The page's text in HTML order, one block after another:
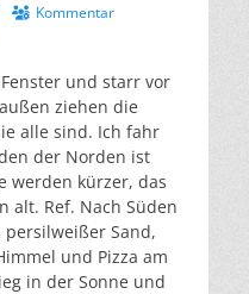
Kommentar
und starr vor
ziehen die
alle sind. Ich fahr
der Norden ist
werden kürzer, das
alt. Ref. Nach Süden
persilweißer Sand,
und Pizza am
in der Sonne und